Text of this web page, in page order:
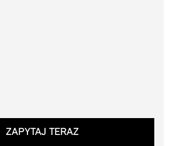
ZAPYTAJ TERAZ